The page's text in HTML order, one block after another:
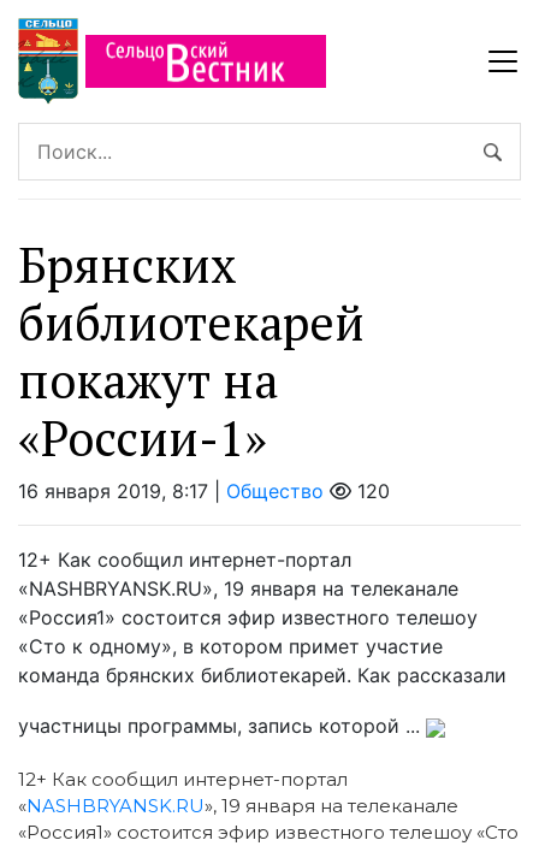
Брянских
библиотекарей
покажут на
«России-1»
16 января 2019, 8:17 | Общество 120
12+ Как сообщил интернет-портал
«NASHBRYANSK.RU», 19 января на телеканале
«Россия1» состоится эфир известного телешоу
«Сто к одному», в котором примет участие
команда брянских библиотекарей. Как рассказали
участницы программы, запись которой ...
12+ Как сообщил интернет-портал
«NASHBRYANSK.RU», 19 января на телеканале
«Россия1» состоится эфир известного телешоу «Сто